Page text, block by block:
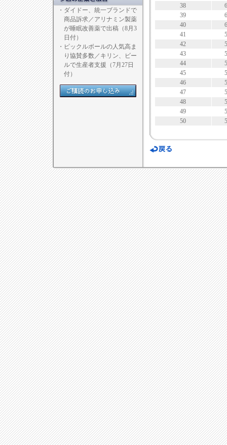
・ ダイドー、統一ブランドで
商品訴求／アリナミン製薬
が睡眠改善薬で出稿（8月3
日付）
・ ピックルボールの人気高ま
り協賛多数／キリン、ビー
ルで生産者支援（7月27日
付）
38
39
40
41
42
43
44
45
46
47
48
49
50